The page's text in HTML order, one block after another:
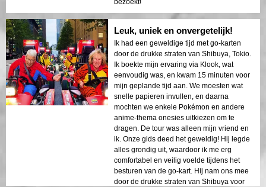
bezoekt!
Leuk, uniek en onvergetelijk!
Ik had een geweldige tijd met go-karten
door de drukke straten van Shibuya, Tokio.
Ik boekte mijn ervaring via Klook, wat
eenvoudig was, en kwam 15 minuten voor
mijn geplande tijd aan. We moesten wat
snelle papieren invullen, en daarna
mochten we enkele Pokémon en andere
anime-thema onesies uitkiezen om te
dragen. De tour was alleen mijn vriend en
ik. Onze gids deed het geweldig! Hij legde
alles grondig uit, waardoor ik me erg
comfortabel en veilig voelde tijdens het
besturen van de go-kart. Hij nam ons mee
door de drukke straten van Shibuya voor